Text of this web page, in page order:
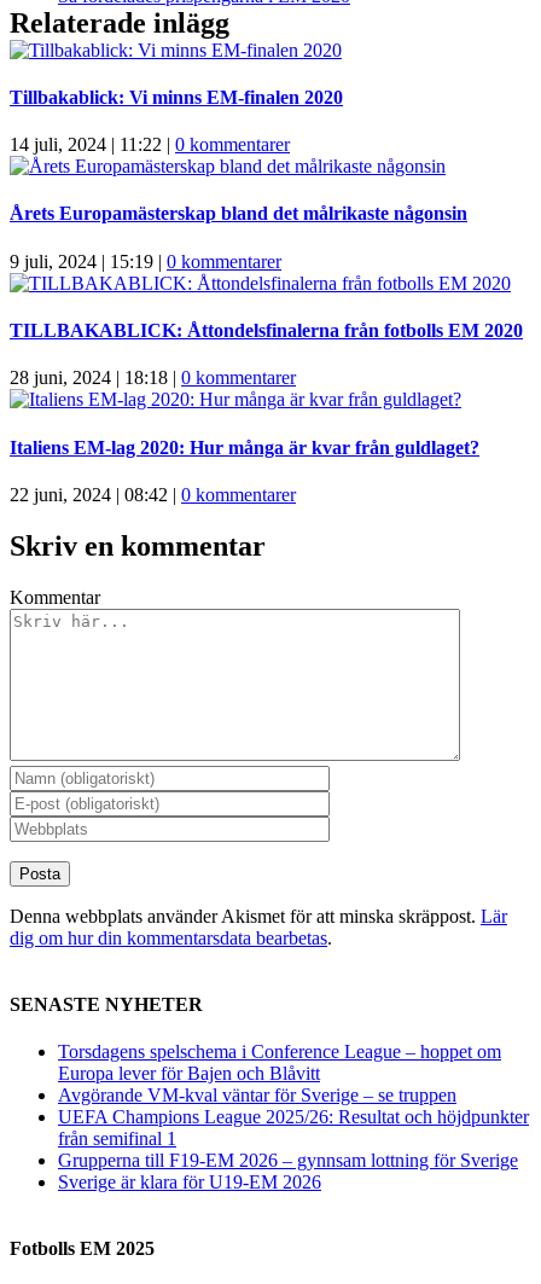
Relaterade inlägg
Tillbakablick: Vi minns EM-finalen 2020
14 juli, 2024 | 11:22 | 0 kommentarer
Årets Europamästerskap bland det målrikaste någonsin
9 juli, 2024 | 15:19 | 0 kommentarer
TILLBAKABLICK: Åttondelsfinalerna från fotbolls EM 2020
28 juni, 2024 | 18:18 | 0 kommentarer
Italiens EM-lag 2020: Hur många är kvar från guldlaget?
22 juni, 2024 | 08:42 | 0 kommentarer
Skriv en kommentar
Kommentar
Denna webbplats använder Akismet för att minska skräppost. Lär
dig om hur din kommentarsdata bearbetas.
SENASTE NYHETER
Torsdagens spelschema i Conference League – hoppet om
Europa lever för Bajen och Blåvitt
Avgörande VM-kval väntar för Sverige – se truppen
UEFA Champions League 2025/26: Resultat och höjdpunkter
från semifinal 1
Grupperna till F19-EM 2026 – gynnsam lottning för Sverige
Sverige är klara för U19-EM 2026
Fotbolls EM 2025